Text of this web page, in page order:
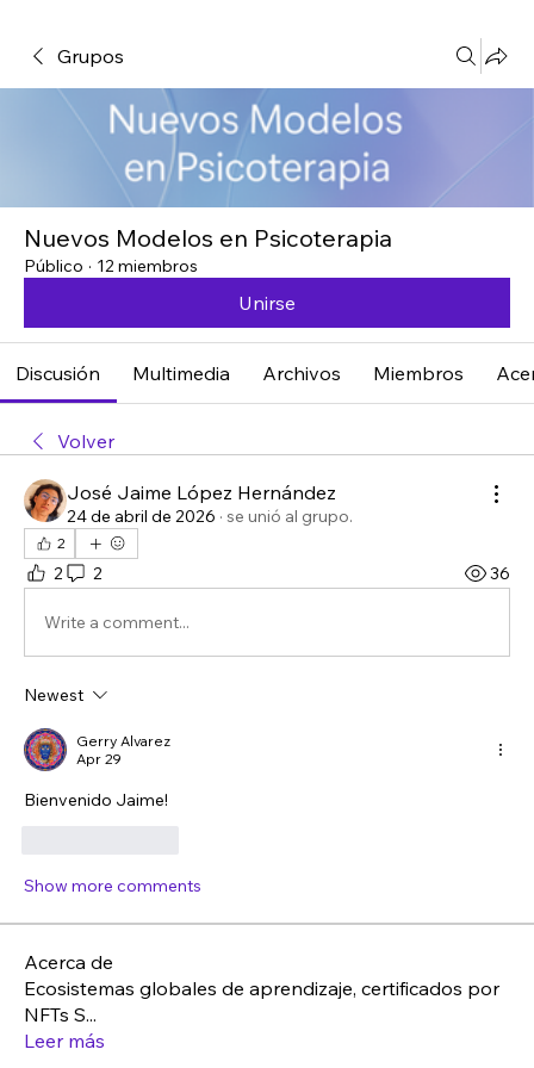
Grupos
Nuevos Modelos en Psicoterapia
Público · 12 miembros
Unirse
Discusión Multimedia Archivos Miembros
Volver
José Jaime López Hernández
24 de abril de 2026 · se unió al grupo.
2
2 2 36
Write a comment...
Newest
Gerry Alvarez
Apr 29
Bienvenido Jaime!
Show more comments
Acerca de
Ecosistemas globales de aprendizaje, certificados por
NFTs S...
Leer más